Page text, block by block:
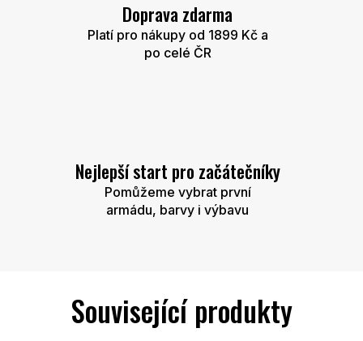
Doprava zdarma
Platí pro nákupy od 1899 Kč a
po celé ČR
Nejlepší start pro začátečníky
Pomůžeme vybrat první
armádu, barvy i výbavu
Související produkty